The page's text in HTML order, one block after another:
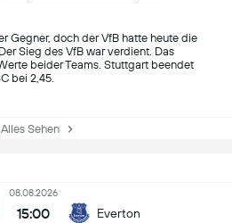
Gegner, doch der VfB hatte heute die
Sieg des VfB war verdient. Das
beider Teams. Stuttgart beendet
bei 2,45.
Sehen
08.08.2026
15:00 Everton